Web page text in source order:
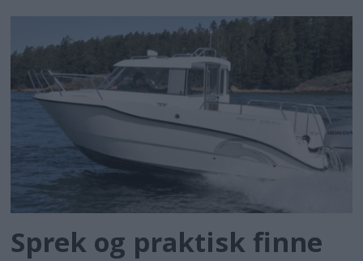
Sprek og praktisk finne